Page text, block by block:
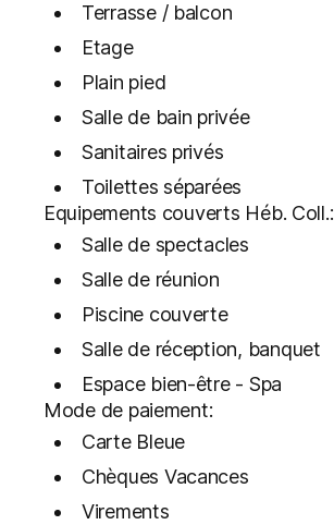
Terrasse / balcon
Etage
Plain pied
Salle de bain privée
Sanitaires privés
Toilettes séparées
Equipements couverts Héb. Coll.:
Salle de spectacles
Salle de réunion
Piscine couverte
Salle de réception, banquet
Espace bien-être - Spa
Mode de paiement:
Carte Bleue
Chèques Vacances
Virements